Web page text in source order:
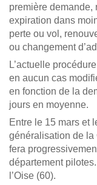
première demande,
expiration dans
perte ou vol,
ou changement
L’actuelle
en aucun cas
en fonction de la
jours en moyenne.
Entre le 15 mars et
généralisation de la
fera
département
l’Oise (60).